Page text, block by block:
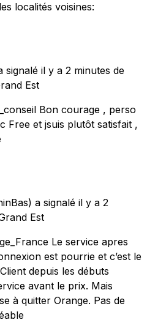
localités voisines:
signalé il y a 2 minutes de
Est
Bon courage , perso
Free et jsuis plutôt satisfait ,
a signalé il y a 2
Est
Le service apres
est pourrie et c’est le
depuis les débuts
avant le prix. Mais
à quitter Orange. Pas de